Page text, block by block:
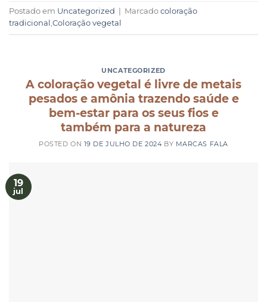
Postado em Uncategorized Marcado coloração
tradicional ,Coloração vegetal
UNCATEGORIZED
A coloração vegetal é livre de metais
pesados e amônia trazendo saúde e
bem-estar para os seus fios e
também para a natureza
POSTED ON 19 DE JULHO DE 2024 BY MARCAS FALA
19
jul